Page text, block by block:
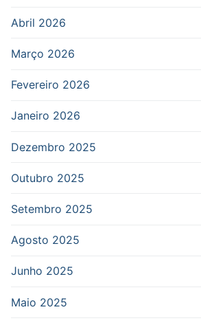
Abril 2026
Março 2026
Fevereiro 2026
Janeiro 2026
Dezembro 2025
Outubro 2025
Setembro 2025
Agosto 2025
Junho 2025
Maio 2025